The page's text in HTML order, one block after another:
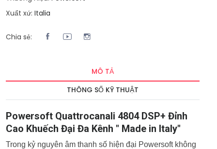
Xuẩt xứ: Italia
Chia sẻ:
MÔ TẢ
THÔNG SỐ KỸ THUẬT
Powersoft Quattrocanali 4804 DSP+ Đỉnh
Cao Khuếch Đại Đa Kênh " Made in Italy"
Trong kỷ nguyên âm thanh số hiện đại Powersoft không